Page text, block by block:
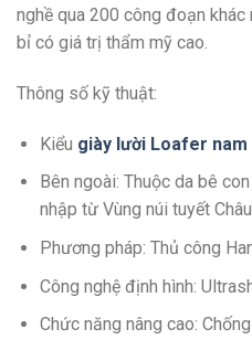
nghề qua 200 công đoạn khác
bỉ có giá trị thẩm mỹ cao.
Thông số kỹ thuật:
Kiểu giày lười Loafer nam
Bên ngoài: Thuộc da bê
nhập từ Vùng núi tuyết
Phương pháp: Thủ công
Công nghệ định hình:
Chức năng nâng cao: